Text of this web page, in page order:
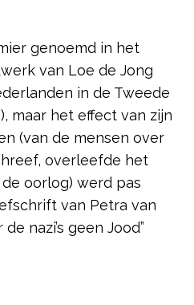
genoemd in het
van Loe de Jong
in de Tweede
maar het effect van zijn
(van de mensen over
overleefde het
oorlog) werd pas
van Petra van
nazi’s geen Jood”